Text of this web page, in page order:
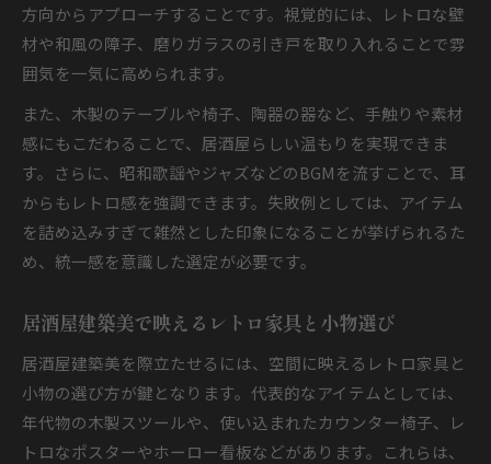
方向からアプローチすることです。視覚的には、レトロな壁
材や和風の障子、磨りガラスの引き戸を取り入れることで雰
囲気を一気に高められます。
また、木製のテーブルや椅子、陶器の器など、手触りや素材
感にもこだわることで、居酒屋らしい温もりを実現できま
す。さらに、昭和歌謡やジャズなどのBGMを流すことで、耳
からもレトロ感を強調できます。失敗例としては、アイテム
を詰め込みすぎて雑然とした印象になることが挙げられるた
め、統一感を意識した選定が必要です。
居酒屋建築美で映えるレトロ家具と小物選び
居酒屋建築美を際立たせるには、空間に映えるレトロ家具と
小物の選び方が鍵となります。代表的なアイテムとしては、
年代物の木製スツールや、使い込まれたカウンター椅子、レ
トロなポスターやホーロー看板などがあります。これらは、